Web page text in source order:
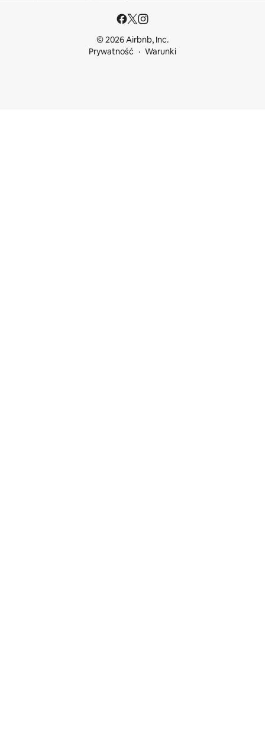
© 2026 Airbnb, Inc.
Prywatność
Warunki